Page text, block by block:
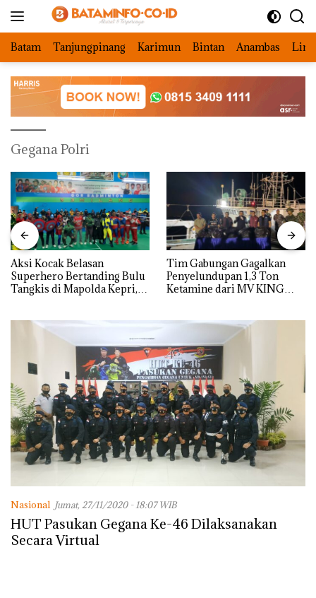
Batam Tanjungpinang Karimun Bintan Anambas
Gegana Polri
Aksi Kocak Belasan
Superhero Bertanding Bulu
Tangkis di Mapolda Kepri,
Tim Gabungan Gagalkan
Penyelundupan 1,3 Ton
Ketamine dari MV KING
Nasional Jumat, 27/11/2020 - 18:07 WIB
HUT Pasukan Gegana Ke-46 Dilaksanakan
Secara Virtual